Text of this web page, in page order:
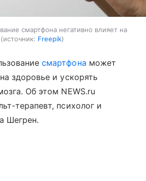
смартфона негативно влияет на
источник: Freepik
смартфона может
здоровье и ускорять
Об этом NEWS.ru
терапевт, психолог и
Шегрен.